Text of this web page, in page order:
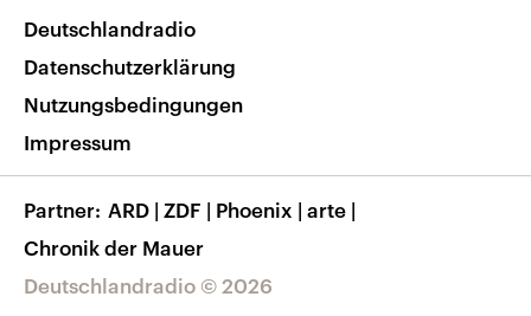
Nachrichten App
Frequenzen
Veranstaltungen
Musikliste
RSS
Barrierefreiheit
Deutschlandradio © 2026
Deutschlandradio
Datenschutzerklärung
Nutzungsbedingungen
Impressum
Partner ARD | ZDF | Phoenix | arte |
Chronik der Mauer